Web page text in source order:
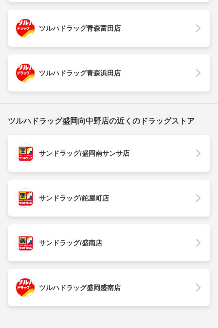
ツルハドラッグ青森富田店
ツルハドラッグ青森浜田店
ツルハドラッグ盛岡向中野店の近くのドラッグストア
サンドラッグ/盛岡南サンサ店
サンドラッグ/鉈屋町店
サンドラッグ/盛南店
ツルハドラッグ盛岡盛南店